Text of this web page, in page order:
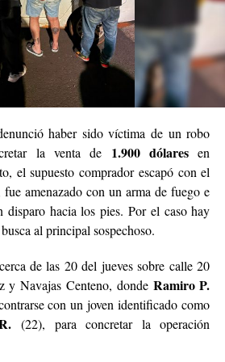
de la Policía de Misiones y personal
los técnicos realizaron constataciones
vivo sobre los teléfonos celulares y
en el inmueble.
esas tareas permitieron establecer
e identificadores incluidos en los
información hallada en los dispositivos.
L. D. R., de 20 años, quedó detenido
En tanto, los dispositivos
digital estarán a cargo del
la Saic, mientras que la investigación
del Juzgado de Instrucción Cinco de
haber sido víctima de un robo
la venta de 1.900 dólares en
el supuesto comprador escapó con el
amenazado con un arma de fuego e
disparo hacia los pies. Por el caso hay
al principal sospechoso.
de las 20 del jueves sobre calle 20
y Navajas Centeno, donde Ramiro P.
con un joven identificado como
(22), para concretar la operación